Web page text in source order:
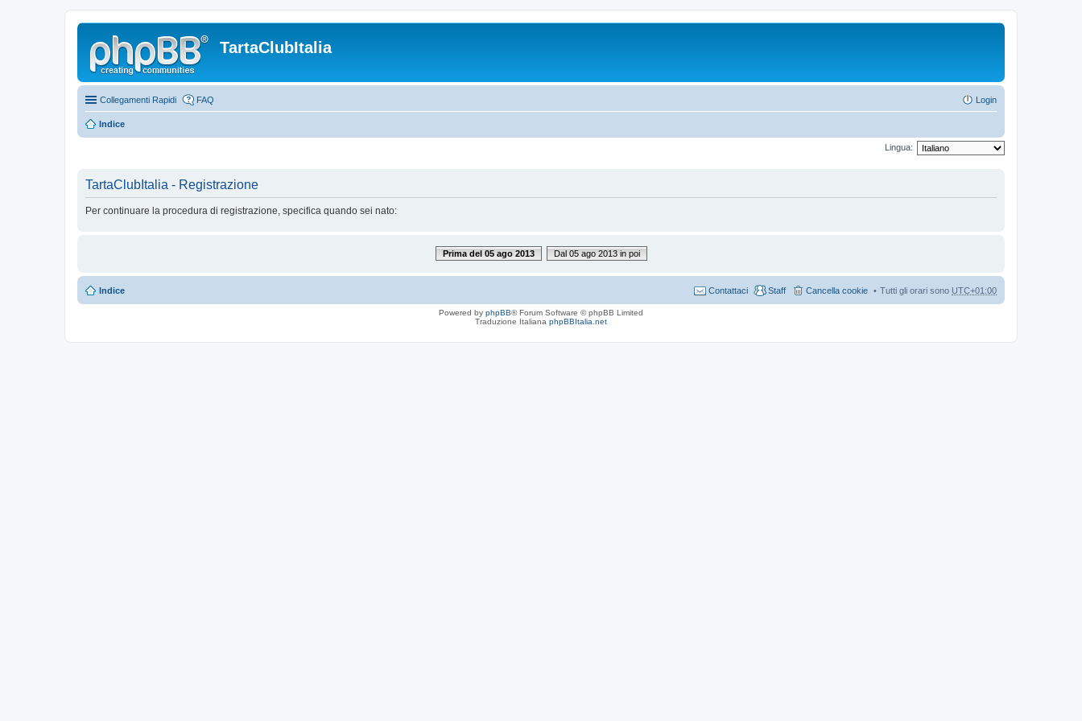
TartaClubItalia
Collegamenti Rapidi FAQ Login
Indice
Lingua:
TartaClubItalia - Registrazione
Per continuare la procedura di registrazione, specifica quando sei nato:
Prima del 05 ago 2013 Dal 05 ago 2013 in poi
Indice Tutti gli orari sono UTC+01:00
Cancella cookie
Staff
Contattaci
Powered by phpBB® Forum Software © phpBB Limited
Traduzione Italiana phpBBItalia.net